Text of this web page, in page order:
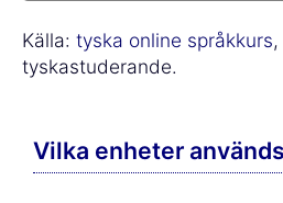
Källa: tyska online språkkurs
tyskastuderande.
Vilka enheter